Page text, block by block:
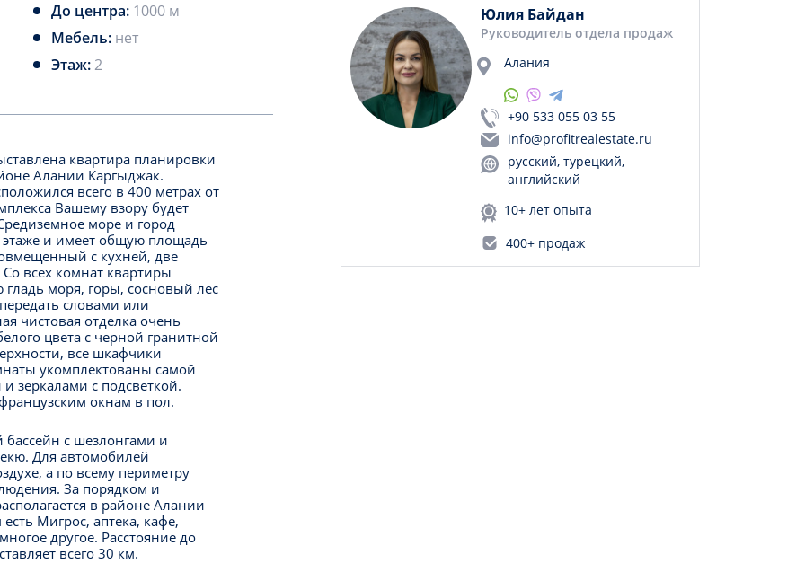
До центра: 1000 м
Мебель: нет
Этаж:2
квартира планировки
Алании Каргыджак.
всего в 400 метрах от
Вашему взору будет
море и город
этаже и имеет общую площадь
с кухней, две
всех комнат квартиры
моря, горы, сосновый лес
словами или
чистовая отделка очень
цвета с черной гранитной
все шкафчики
укомплектованы самой
зеркалами с подсветкой.
окнам в пол.
бассейн с шезлонгами и
Для автомобилей
а по всему периметру
За порядком и
в районе Алании
Мигрос, аптека, кафе,
другое. Расстояние до
всего 30 км.
Юлия Байдан
Руководитель отдела продаж
Алания
+90 533 055 03 55
info@profitrealestate.ru
русский, турецкий,
английский
10+ лет опыта
400+ продаж